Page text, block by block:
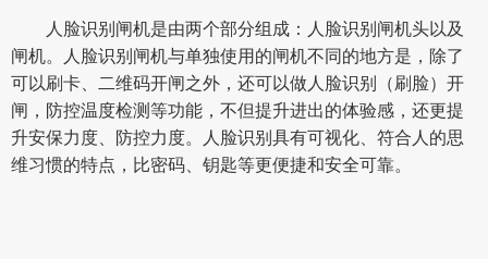
人脸识别闸机是由两个部分组成：人脸识别闸机头以及
闸机。人脸识别闸机与单独使用的闸机不同的地方是，除了
可以刷卡、二维码开闸之外，还可以做人脸识别（刷脸）开
闸，防控温度检测等功能，不但提升进出的体验感，还更提
升安保力度、防控力度。人脸识别具有可视化、符合人的思
维习惯的特点，比密码、钥匙等更便捷和安全可靠。